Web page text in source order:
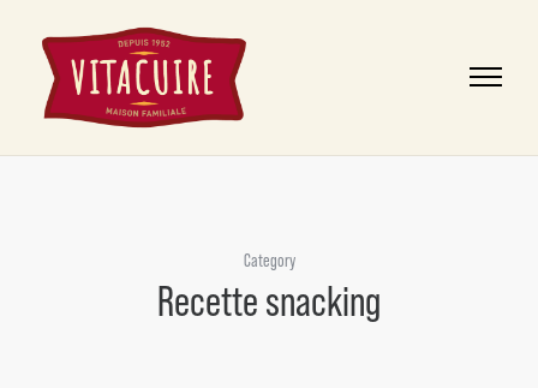
Category
Recette snacking